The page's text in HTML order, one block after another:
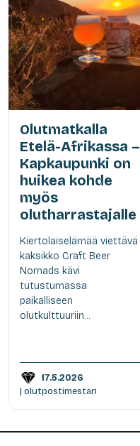
Olutmatkalla
Etelä-Afrikassa –
Kapkaupunki on
huikea kohde
myös
olutharrastajalle
Kiertolaiselämää viettävä
kaksikko Craft Beer
Nomads kävi
tutustumassa
paikalliseen
olutkulttuuriin...
17.5.2026
| olutpostimestari